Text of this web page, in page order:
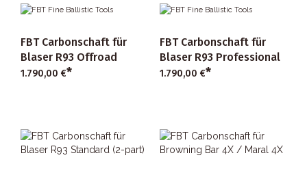
FBT Carbonschaft für
Blaser R93 Offroad
1.790,00 €*
FBT Carbonschaft für
Blaser R93 Professional
1.790,00 €*